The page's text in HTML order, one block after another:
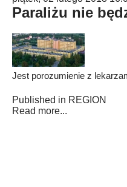
Paraliżu nie
Jest porozumienie z
Published in REGION
Read more...